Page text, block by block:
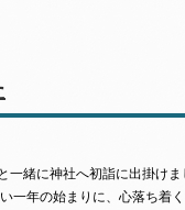
一緒に神社へ初詣に出掛け
一年の始まりに、心落ち着